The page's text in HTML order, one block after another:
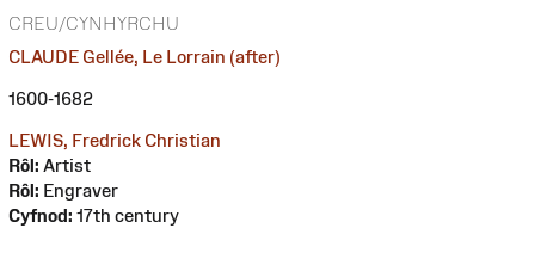
CREU/CYNHYRCHU
CLAUDE Gellée, Le Lorrain (after)
1600-1682
LEWIS, Fredrick Christian
Rôl: Artist
Rôl: Engraver
Cyfnod: 17th century